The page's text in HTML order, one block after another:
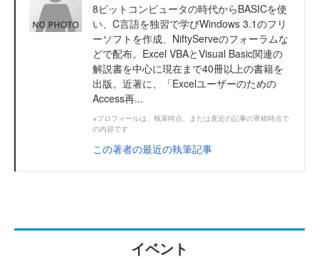
8ビットコンピュータの時代からBASICを使
い、C言語を独習で学びWindows 3.1のフリ
ーソフトを作成、NiftyServeのフォーラムな
どで配布。Excel VBAとVisual Basic関連の
解説書を中心に現在まで40冊以上の書籍を
出版。近著に、「Excelユーザーのための
Access再...
※プロフィールは、執筆時点、または直近の記事の寄稿時点で
の内容です
この著者の最近の執筆記事
イベント